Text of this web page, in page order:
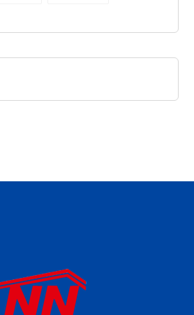
situs s77 terpercaya
slot88 online